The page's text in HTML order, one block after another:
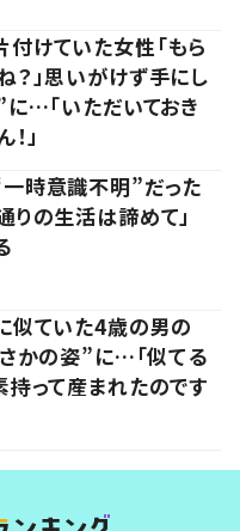
けていた女性「もら
？」思いがけず手にし
…「いただいておき
」
時意識不明”だった
りの生活は諦めて」
似ていた4歳の男の
かの姿”に…「似てる
持って産まれたのです